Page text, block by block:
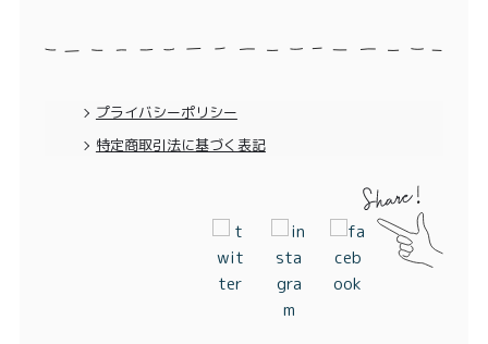
特定商取引法に基づく表記
プライバシーポリシー
特定商取引法に基づく表記